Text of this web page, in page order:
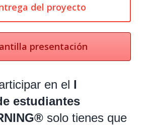
del proyecto
presentación
en el I
estudiantes
solo tienes que